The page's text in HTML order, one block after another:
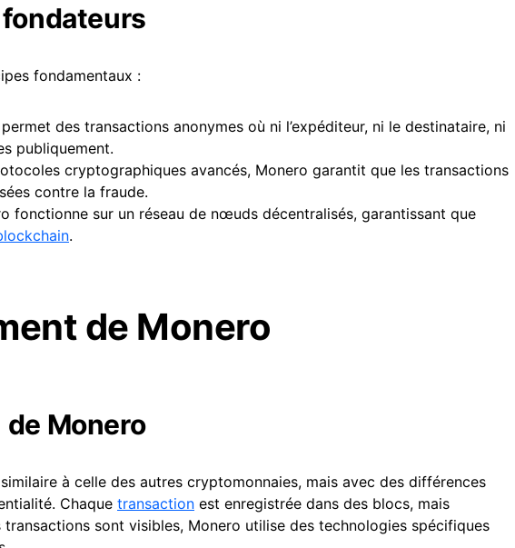
fondamentaux :
des transactions anonymes où ni l’expéditeur, ni le destinataire, ni
publiquement.
cryptographiques avancés, Monero garantit que les transactions
contre la fraude.
fonctionne sur un réseau de nœuds décentralisés, garantissant que
.
de Monero
de Monero
similaire à celle des autres cryptomonnaies, mais avec des différences
Chaque transaction est enregistrée dans des blocs, mais
sont visibles, Monero utilise des technologies spécifiques